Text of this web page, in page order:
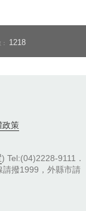
1218
政策
) Tel:(04)2228-9111．
撥1999，外縣市請